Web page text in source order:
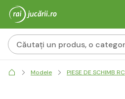
Modele PIESE DE SCHIMB RC